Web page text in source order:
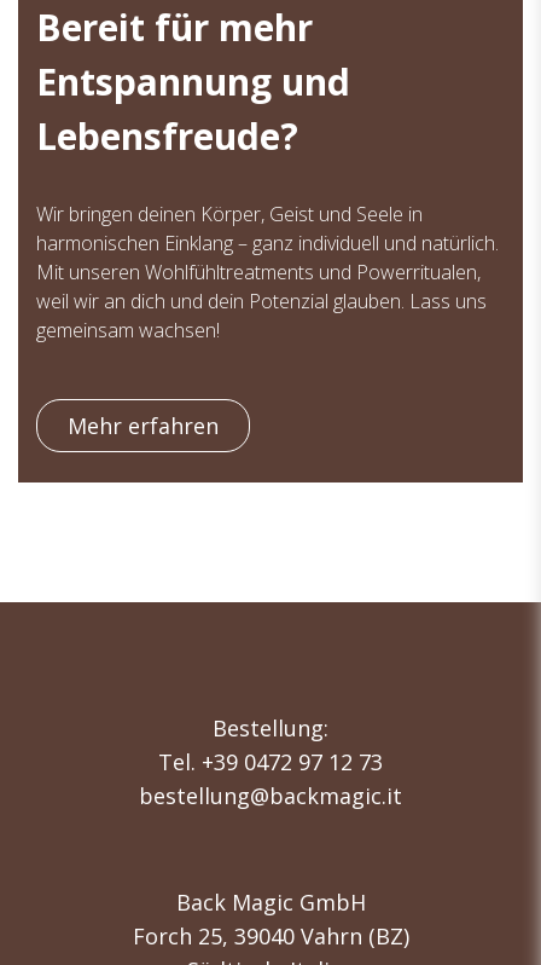
Bereit für mehr
Entspannung und
Lebensfreude?
Wir bringen deinen Körper, Geist und Seele in
harmonischen Einklang – ganz individuell und natürlich.
Mit unseren Wohlfühltreatments und Powerritualen,
weil wir an dich und dein Potenzial glauben. Lass uns
gemeinsam wachsen!
Mehr erfahren
Bestellung:
Tel. +39 0472 97 12 73
bestellung@backmagic.it
Back Magic GmbH
Forch 25, 39040 Vahrn (BZ)